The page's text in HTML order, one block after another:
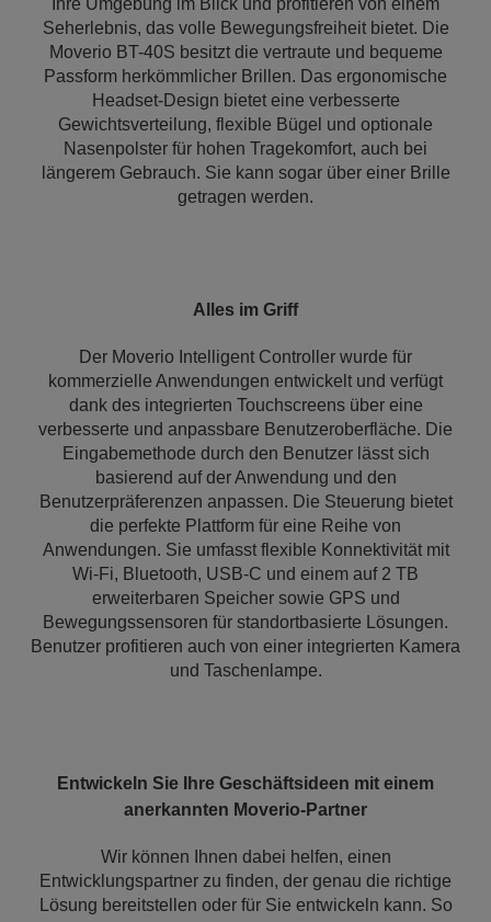
Ihre Umgebung im Blick und profitieren von einem
Seherlebnis, das volle Bewegungsfreiheit bietet. Die
Moverio BT-40S besitzt die vertraute und bequeme
Passform herkömmlicher Brillen. Das ergonomische
Headset-Design bietet eine verbesserte
Gewichtsverteilung, flexible Bügel und optionale
Nasenpolster für hohen Tragekomfort, auch bei
längerem Gebrauch. Sie kann sogar über einer Brille
getragen werden.
Alles im Griff
Der Moverio Intelligent Controller wurde für
kommerzielle Anwendungen entwickelt und verfügt
dank des integrierten Touchscreens über eine
verbesserte und anpassbare Benutzeroberfläche. Die
Eingabemethode durch den Benutzer lässt sich
basierend auf der Anwendung und den
Benutzerpräferenzen anpassen. Die Steuerung bietet
die perfekte Plattform für eine Reihe von
Anwendungen. Sie umfasst flexible Konnektivität mit
Wi-Fi, Bluetooth, USB-C und einem auf 2 TB
erweiterbaren Speicher sowie GPS und
Bewegungssensoren für standortbasierte Lösungen.
Benutzer profitieren auch von einer integrierten Kamera
und Taschenlampe.
Entwickeln Sie Ihre Geschäftsideen mit einem
anerkannten Moverio-Partner
Wir können Ihnen dabei helfen, einen
Entwicklungspartner zu finden, der genau die richtige
Lösung bereitstellen oder für Sie entwickeln kann. So